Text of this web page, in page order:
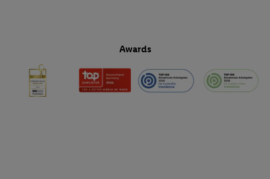
Awards